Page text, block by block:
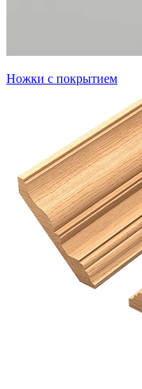
Ножки с покрытием